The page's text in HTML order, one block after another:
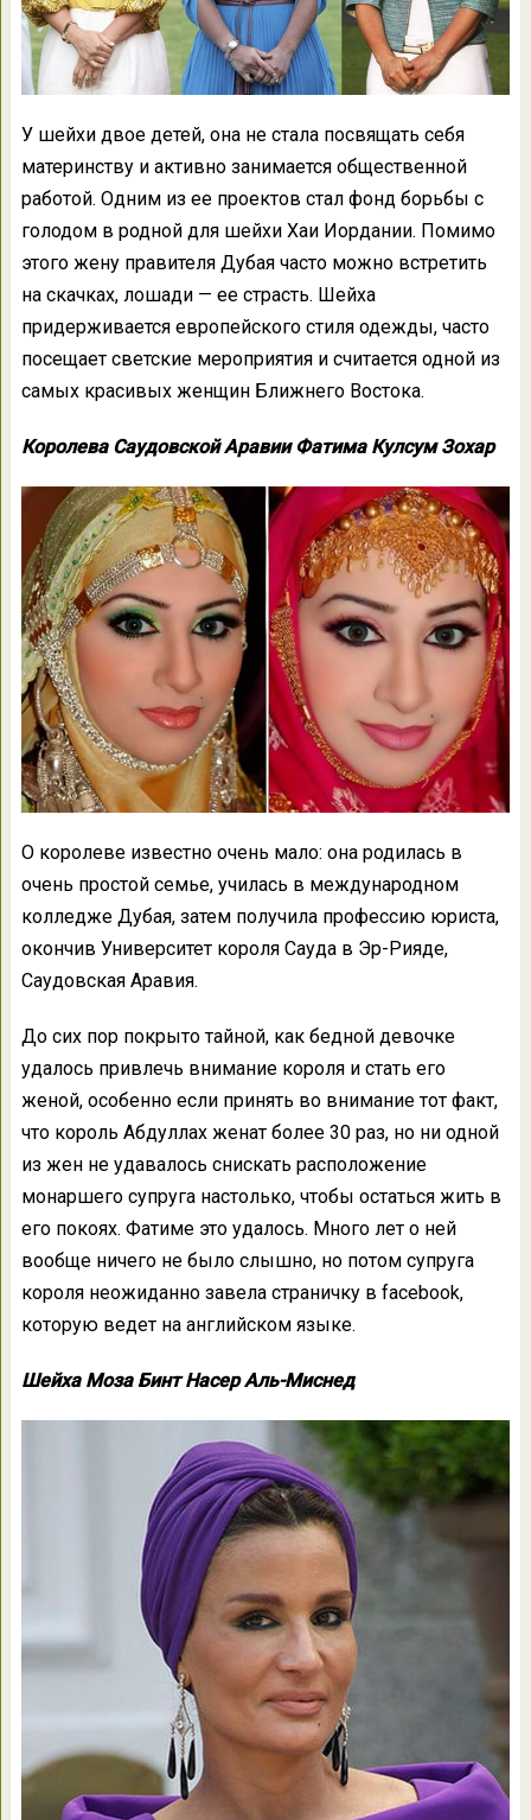
У шейхи двое детей, она не стала посвящать себя
материнству и активно занимается общественной
работой. Одним из ее проектов стал фонд борьбы с
голодом в родной для шейхи Хаи Иордании. Помимо
этого жену правителя Дубая часто можно встретить
на скачках, лошади — ее страсть. Шейха
придерживается европейского стиля одежды, часто
посещает светские мероприятия и считается одной из
самых красивых женщин Ближнего Востока.
Королева Саудовской Аравии Фатима Кулсум Зохар
О королеве известно очень мало: она родилась в
очень простой семье, училась в международном
колледже Дубая, затем получила профессию юриста,
окончив Университет короля Сауда в Эр-Рияде,
Саудовская Аравия.
До сих пор покрыто тайной, как бедной девочке
удалось привлечь внимание короля и стать его
женой, особенно если принять во внимание тот факт,
что король Абдуллах женат более 30 раз, но ни одной
из жен не удавалось снискать расположение
монаршего супруга настолько, чтобы остаться жить в
его покоях. Фатиме это удалось. Много лет о ней
вообще ничего не было слышно, но потом супруга
короля неожиданно завела страничку в facebook,
которую ведет на английском языке.
Шейха Моза Бинт Насер Аль-Миснед